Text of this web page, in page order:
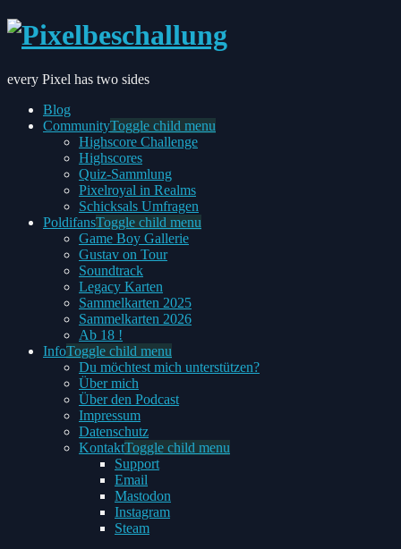
every Pixel has two sides
Blog
CommunityToggle child menu
Highscore Challenge
Highscores
Quiz-Sammlung
Pixelroyal in Realms
Schicksals Umfragen
PoldifansToggle child menu
Game Boy Gallerie
Gustav on Tour
Soundtrack
Legacy Karten
Sammelkarten 2025
Sammelkarten 2026
Ab 18 !
InfoToggle child menu
Du möchtest mich unterstützen?
Über mich
Über den Podcast
Impressum
Datenschutz
KontaktToggle child menu
Support
Email
Mastodon
Instagram
Steam